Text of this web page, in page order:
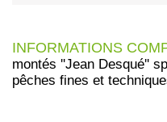
INFORMATIONS
montés ''Jean Desqué''
pêches fines et